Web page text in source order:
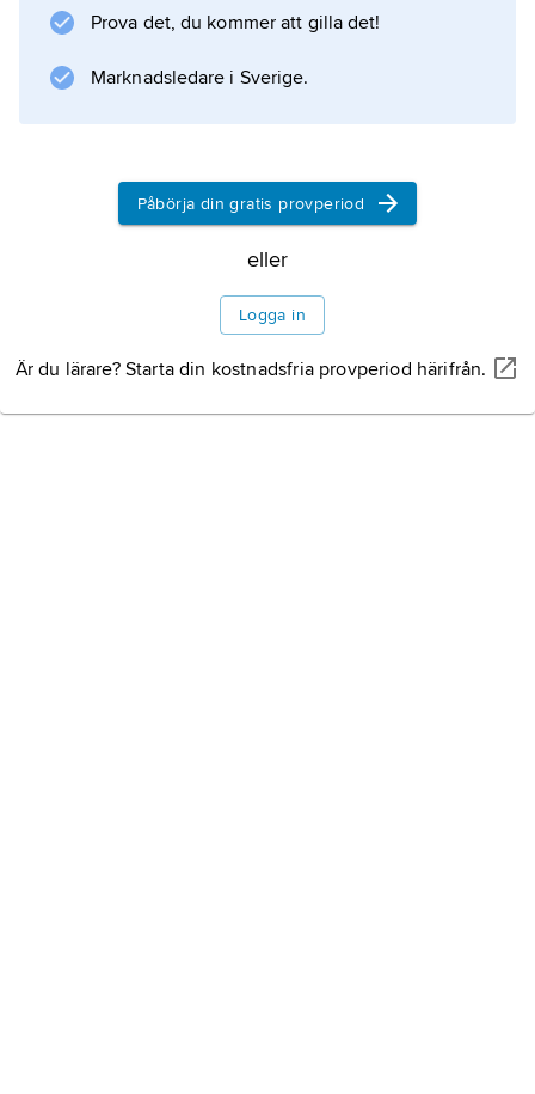
Medlemsförbunden skulle bistå varandra i
lockout
strejker. Efter ett år redovisade LO 16
Information om artikeln
Prova det, du kommer att gilla det!
Marknadsledare i Sverige.
Påbörja din gratis provperiod
eller
Logga in
Är du lärare? Starta din kostnadsfria provperiod härifrån.